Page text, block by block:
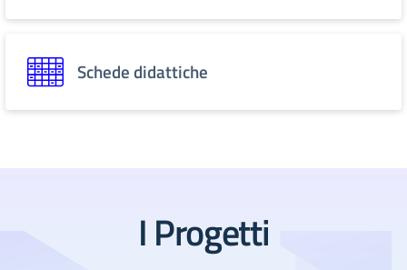
Schede didattiche
I Progetti